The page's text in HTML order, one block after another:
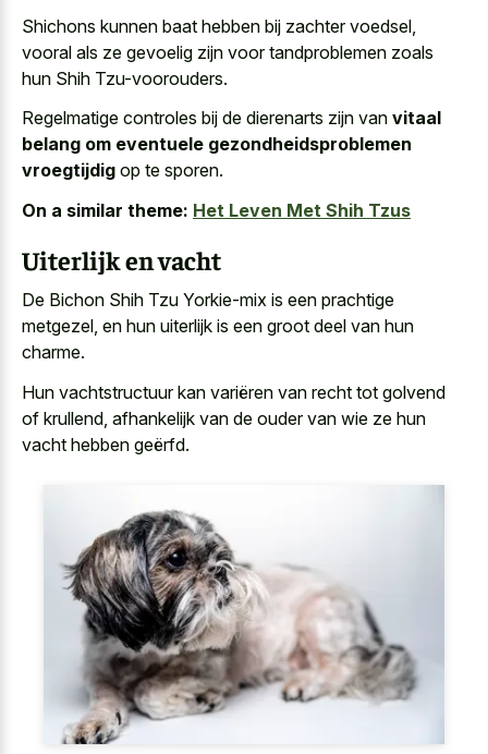
Shichons kunnen baat hebben bij zachter voedsel,
vooral als ze gevoelig zijn voor tandproblemen zoals
hun Shih Tzu-voorouders.
Regelmatige controles bij de dierenarts zijn van vitaal
belang om eventuele gezondheidsproblemen
vroegtijdig op te sporen.
On a similar theme: Het Leven Met Shih Tzus
Uiterlijk en vacht
De Bichon Shih Tzu Yorkie-mix is een prachtige
metgezel, en hun uiterlijk is een groot deel van hun
charme.
Hun vachtstructuur kan variëren van recht tot golvend
of krullend, afhankelijk van de ouder van wie ze hun
vacht hebben geërfd.